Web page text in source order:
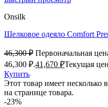
Onsilk
Шелковое одеяло Comfort
46,300₽ Первоначальная
46,300 ₽.41,670 ₽Текущая
Купить
Этот товар имеет
на странице товара.
-23%